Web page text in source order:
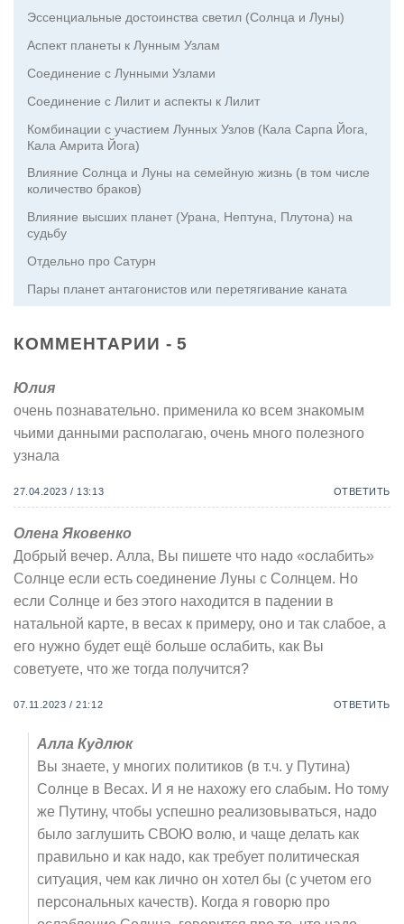
Эссенциальные достоинства светил (Солнца и Луны)
Аспект планеты к Лунным Узлам
Соединение с Лунными Узлами
Соединение с Лилит и аспекты к Лилит
Комбинации с участием Лунных Узлов (Кала Сарпа Йога,
Кала Амрита Йога)
Влияние Солнца и Луны на семейную жизнь (в том числе
количество браков)
Влияние высших планет (Урана, Нептуна, Плутона) на
судьбу
Отдельно про Сатурн
Пары планет антагонистов или перетягивание каната
КОММЕНТАРИИ - 5
Юлия
очень познавательно. применила ко всем знакомым
чьими данными располагаю, очень много полезного
узнала
27.04.2023 / 13:13 ОТВЕТИТЬ
Олена Яковенко
Добрый вечер. Алла, Вы пишете что надо «ослабить»
Солнце если есть соединение Луны с Солнцем. Но
если Солнце и без этого находится в падении в
натальной карте, в весах к примеру, оно и так слабое, а
его нужно будет ещё больше ослабить, как Вы
советуете, что же тогда получится?
07.11.2023 / 21:12 ОТВЕТИТЬ
Алла Кудлюк
Вы знаете, у многих политиков (в т.ч. у Путина)
Солнце в Весах. И я не нахожу его слабым. Но тому
же Путину, чтобы успешно реализовываться, надо
было заглушить СВОЮ волю, и чаще делать как
правильно и как надо, как требует политическая
ситуация, чем как лично он хотел бы (с учетом его
персональных качеств). Когда я говорю про